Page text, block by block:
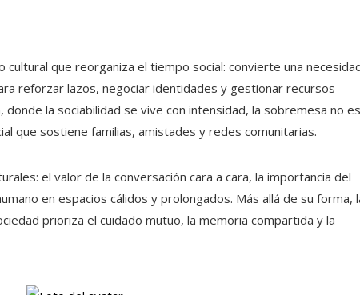
cultural que reorganiza el tiempo social: convierte una
reforzar lazos, negociar identidades y gestionar recursos
donde la sociabilidad se vive con intensidad, la sobremesa no es
que sostiene familias, amistades y redes comunitarias.
el valor de la conversación cara a cara, la importancia del
en espacios cálidos y prolongados. Más allá de su forma,
prioriza el cuidado mutuo, la memoria compartida y la